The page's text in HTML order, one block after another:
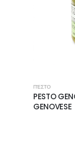
ΠΈΣΤΟ
PESTO
GENOVESE